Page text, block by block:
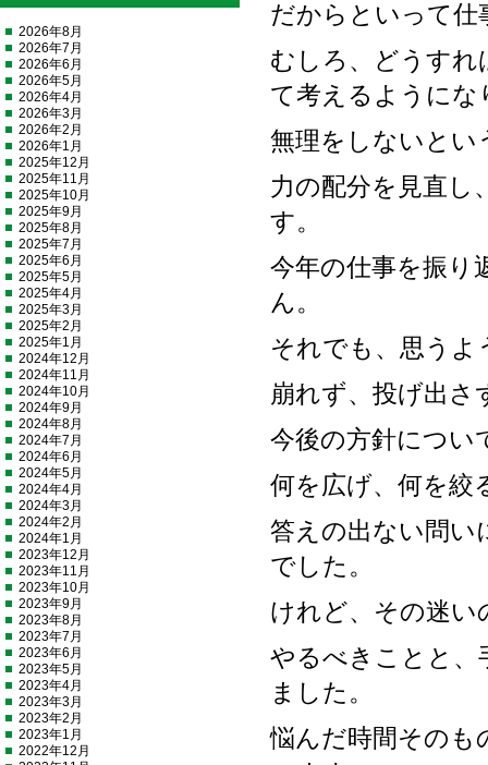
だからといって仕
むしろ、どうすれ
て考えるようにな
無理をしないとい
力の配分を見直し
す。
今年の仕事を振り
ん。
それでも、思うよ
崩れず、投げ出さ
今後の方針につい
何を広げ、何を絞
答えの出ない問い
でした。
けれど、その迷い
やるべきことと、
ました。
悩んだ時間そのも
2026年8月
2026年7月
2026年6月
2026年5月
2026年4月
2026年3月
2026年2月
2026年1月
2025年12月
2025年11月
2025年10月
2025年9月
2025年8月
2025年7月
2025年6月
2025年5月
2025年4月
2025年3月
2025年2月
2025年1月
2024年12月
2024年11月
2024年10月
2024年9月
2024年8月
2024年7月
2024年6月
2024年5月
2024年4月
2024年3月
2024年2月
2024年1月
2023年12月
2023年11月
2023年10月
2023年9月
2023年8月
2023年7月
2023年6月
2023年5月
2023年4月
2023年3月
2023年2月
2023年1月
2022年12月